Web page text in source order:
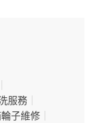
服務
子維修